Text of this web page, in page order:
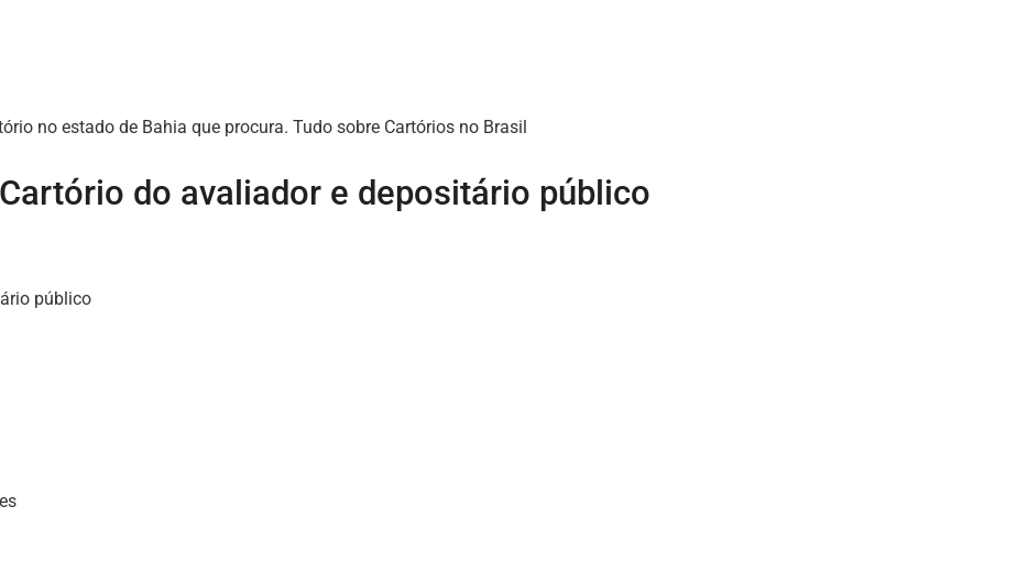
no estado de Bahia que procura. Tudo sobre Cartórios no Brasil
do avaliador e depositário público
público